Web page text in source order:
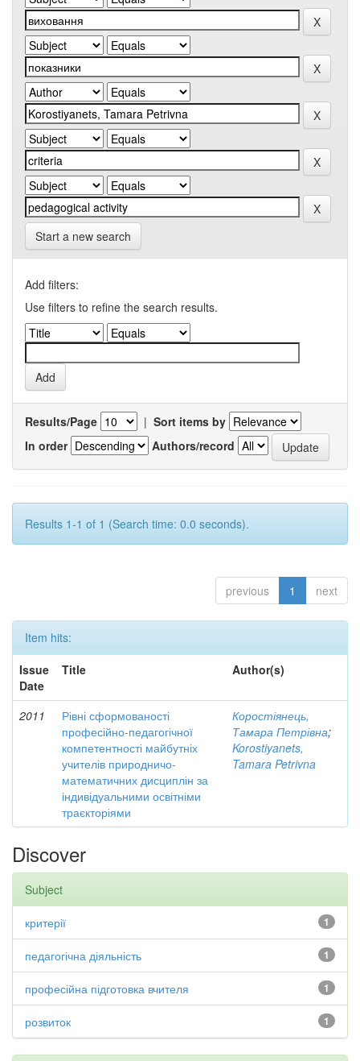
Start a new search
Add filters:
Use filters to refine the search results.
Results/Page | Sort items by
In order
Authors/record
Results 1-1 of 1 (Search time: 0.0 seconds).
previous 1 next
Item hits:
Issue
Date
Title Author(s)
2011
Рівні сформованості
професійно-педагогічної
компетентності майбутніх
учителів природничо-
математичних дисциплін за
індивідуальними освітніми
траєкторіями
Коростіянець,
Тамара Петрівна;
Korostiyanets,
Tamara Petrivna
Discover
Subject
1
критерії
1
педагогічна діяльність
1
професійна підготовка вчителя
1
розвиток